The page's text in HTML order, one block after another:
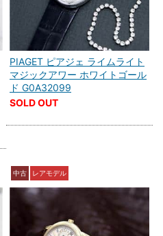
PIAGET ピアジェ ライムライト
マジックアワー ホワイトゴール
ド G0A32099
SOLD OUT
中古 レアモデル